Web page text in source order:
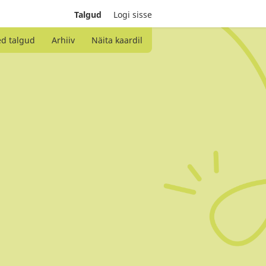
Talgud Logi sisse
talgud Arhiiv Näita kaardil